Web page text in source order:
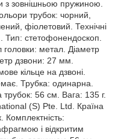
з зовнішньою пружиною.
трубок: чорний,
фіолетовий. Технічні
Тип: стетофонендоскоп.
головки: метал. Діаметр
дзвони: 27 мм.
кільце на дзвоні.
Трубка: одинарна.
56 см. Вага: 135 г.
(S) Pte. Ltd. Країна
Комплектність:
і відкритим